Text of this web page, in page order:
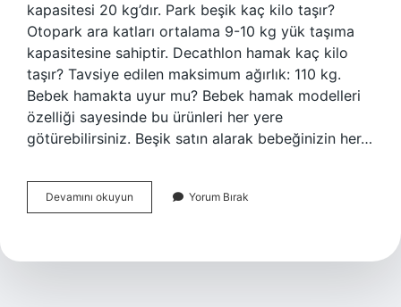
kapasitesi 20 kg’dır. Park beşik kaç kilo taşır?
Otopark ara katları ortalama 9-10 kg yük taşıma
kapasitesine sahiptir. Decathlon hamak kaç kilo
taşır? Tavsiye edilen maksimum ağırlık: 110 kg.
Bebek hamakta uyur mu? Bebek hamak modelleri
özelliği sayesinde bu ürünleri her yere
götürebilirsiniz. Beşik satın alarak bebeğinizin her…
Devamını okuyun
Beşik
Taşır
Yorum Bırak